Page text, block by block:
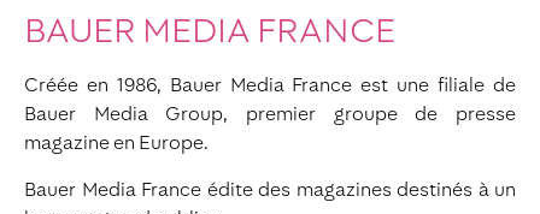
BAUER MEDIA FRANCE
Créée en 1986, Bauer Media France est une filiale de
Bauer Media Group, premier groupe de presse
magazine en Europe.
Bauer Media France édite des magazines destinés à un